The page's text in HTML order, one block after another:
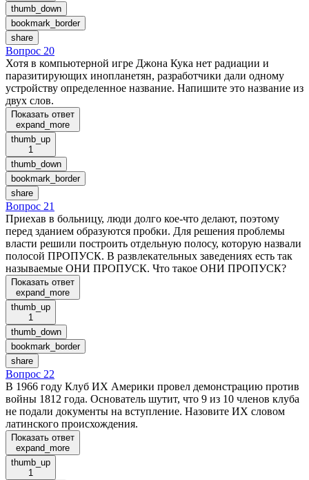
thumb_down
bookmark_border
share
Вопрос 20
Хотя в компьютерной игре Джона Кука нет радиации и
паразитирующих инопланетян, разработчики дали одному
устройству определенное название. Напишите это название из
двух слов.
Показать ответ
expand_more
thumb_up
1
thumb_down
bookmark_border
share
Вопрос 21
Приехав в больницу, люди долго кое-что делают, поэтому
перед зданием образуются пробки. Для решения проблемы
власти решили построить отдельную полосу, которую назвали
полосой ПРОПУСК. В развлекательных заведениях есть так
называемые ОНИ ПРОПУСК. Что такое ОНИ ПРОПУСК?
Показать ответ
expand_more
thumb_up
1
thumb_down
bookmark_border
share
Вопрос 22
В 1966 году Клуб ИХ Америки провел демонстрацию против
войны 1812 года. Основатель шутит, что 9 из 10 членов клуба
не подали документы на вступление. Назовите ИХ словом
латинского происхождения.
Показать ответ
expand_more
thumb_up
1